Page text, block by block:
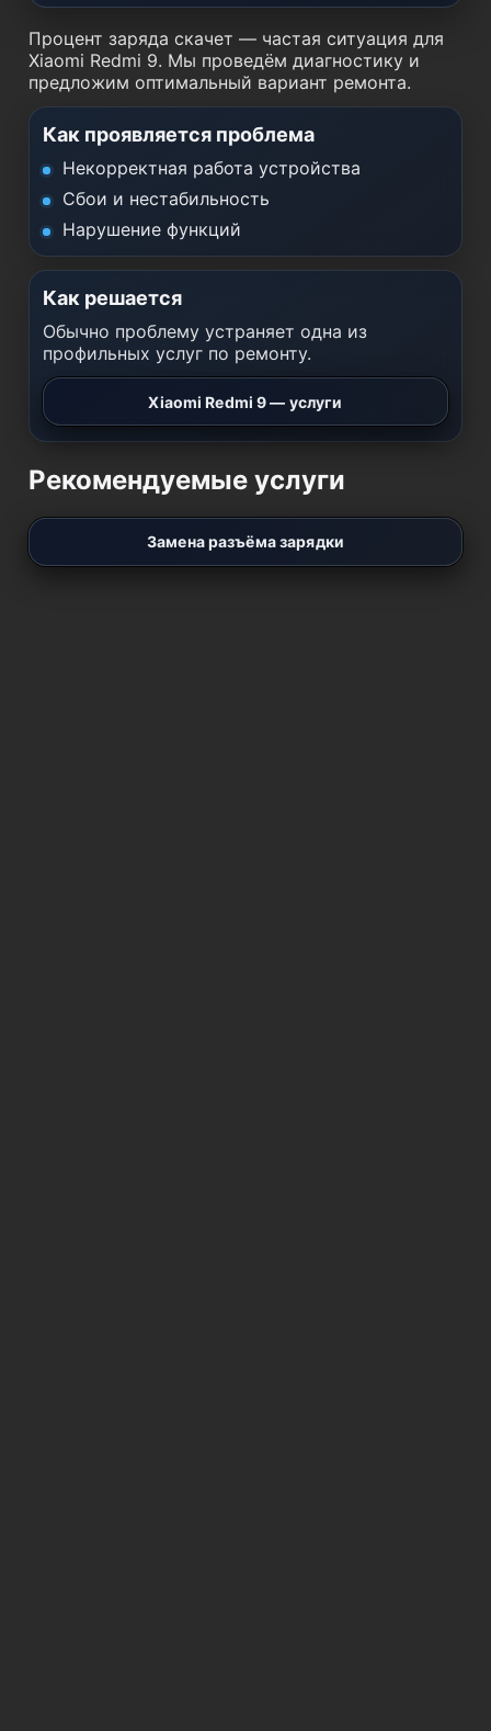
Процент заряда скачет — частая ситуация для
Xiaomi Redmi 9. Мы проведём диагностику и
предложим оптимальный вариант ремонта.
Как проявляется проблема
Некорректная работа устройства
Сбои и нестабильность
Нарушение функций
Как решается
Обычно проблему устраняет одна из
профильных услуг по ремонту.
Xiaomi Redmi 9 — услуги
Рекомендуемые услуги
Замена разъёма зарядки